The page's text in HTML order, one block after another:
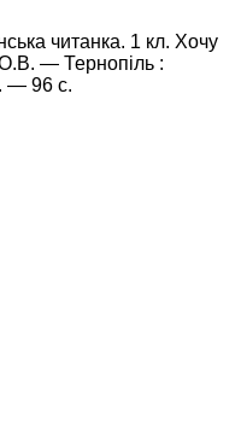
читанка. 1 кл. Хочу
О.В. — Тернопіль :
— 96 с.